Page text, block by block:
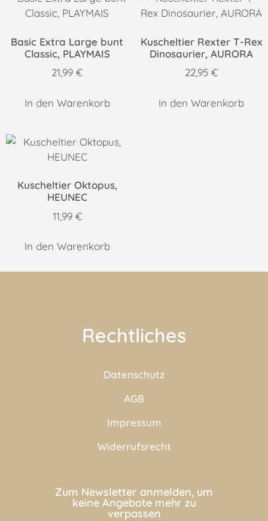
Basic Extra Large bunt
Classic, PLAYMAIS
21,99 €
In den Warenkorb
Kuscheltier Rexter T-Rex
Dinosaurier, AURORA
22,95 €
In den Warenkorb
Kuscheltier Oktopus,
HEUNEC
11,99 €
In den Warenkorb
Rechtliches
Datenschutz
AGB
Impressum
Widerrufsrecht
Zum Newsletter anmelden, um
keine Angebote mehr zu
verpassen